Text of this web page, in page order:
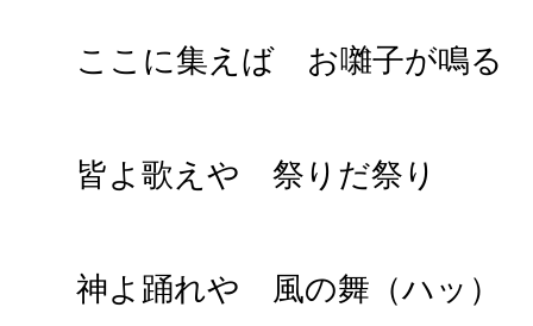
ここに集えば お囃子が鳴る
皆よ歌えや 祭りだ祭り
神よ踊れや 風の舞（ハッ）